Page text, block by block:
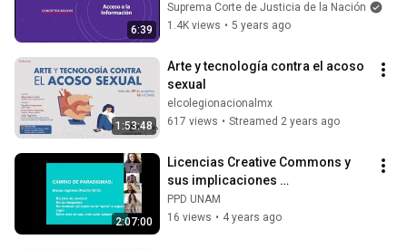
6:39
Suprema Corte de Justicia de la Nación
1.4K views • 5 years ago
1:53:48
Arte y tecnología contra el acoso
sexual
elcolegionacionalmx
617 views • Streamed 2 years ago
2:07:00
Licencias Creative Commons y
sus implicaciones
sociales/culturales para la
preservación
PPD UNAM
16 views • 4 years ago